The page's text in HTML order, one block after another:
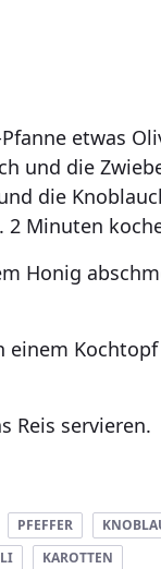
etwas
und die
die
2 Minuten
Honig
einem Kochtopf
Reis servieren.
PFEFFER
KAROTTEN